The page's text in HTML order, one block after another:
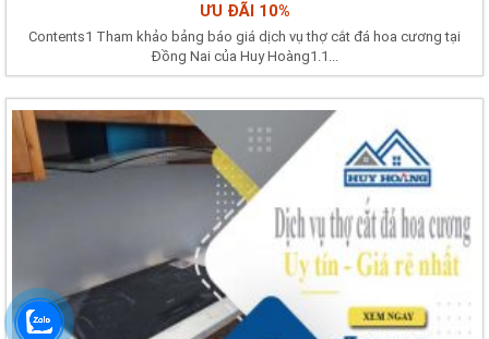
ƯU ĐÃI 10%
Contents1 Tham khảo bảng báo giá dịch vụ thợ cắt đá hoa cương tại
Đồng Nai của Huy Hoàng1.1...